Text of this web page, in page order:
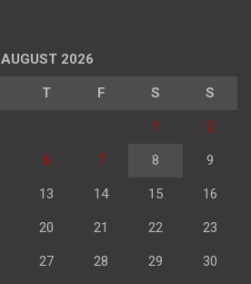
AUGUST 2026
T F S S
1 2
6 7 8 9
13 14 15 16
20 21 22 23
27 28 29 30